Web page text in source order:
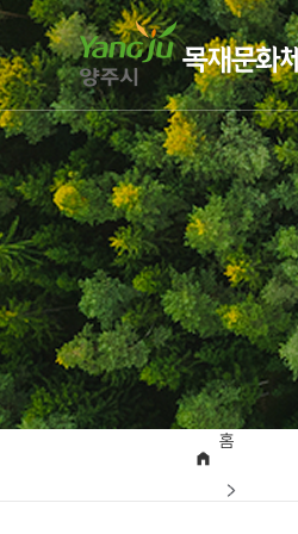
홈